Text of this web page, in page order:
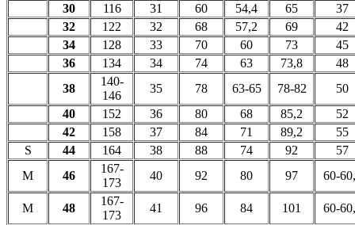
30
116 31 60 54,4 65
37
32
122 32 68 57,2 69
42
34
128 33 70 60 73
45
36
134 34 74 63 73,8
48
38
140-
146
35 78 63-65 78-82
50
40
152 36 80 68 85,2
52
42
158 37 84 71 89,2
55
S
44 164 38 88 74 92
57
M
46
167-
173
40 92 80 97 60-
M 48
167-
173
41 96 84 101 60-